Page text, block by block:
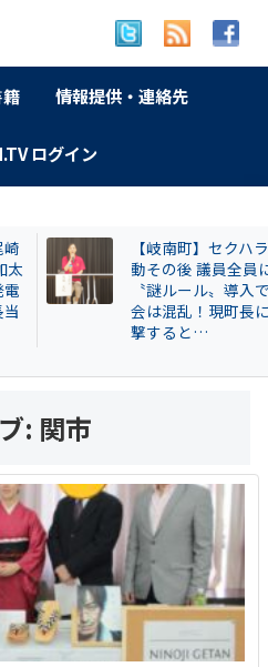
情報提供・連絡先
ログイン
【岐南町】セクハラ
動その後 議員全員に
〝謎ルール〟導入で
会は混乱！現町長に
撃すると…
: 関市